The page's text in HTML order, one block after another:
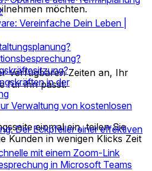
möchten.
verfügbaren Zeiten an, Ihr
für ihn passt.
einmal ein, teilen Sie
Kunden in wenigen Klicks Zeit
Vereinfache Dein Leben |
in der
Verwaltung von kostenlosen
Der Eckpfeiler einer effektiven
mit einem Zoom-Link
in Microsoft Teams